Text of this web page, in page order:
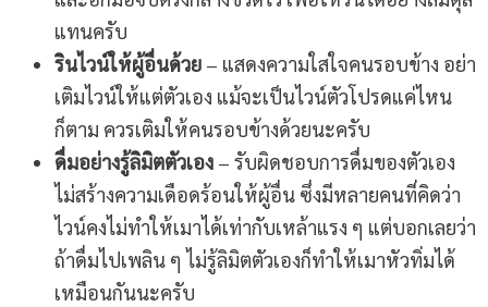
แทนครับ
รินไวน์ให้ผู้อื่นด้วย – แสดงความใสใจคนรอบข้าง อย่า
เติมไวน์ให้แต่ตัวเอง แม้จะเป็นไวน์ตัวโปรดแค่ไหน
ก็ตาม ควรเติมให้คนรอบข้างด้วยนะครับ
ดื่มอย่างรู้ลิมิตตัวเอง – รับผิดชอบการดื่มของตัวเอง
ไม่สร้างความเดือดร้อนให้ผู้อื่น ซึ่งมีหลายคนที่คิดว่า
ไวน์คงไม่ทำให้เมาได้เท่ากับเหล้าแรง ๆ แต่บอกเลยว่า
ถ้าดื่มไปเพลิน ๆ ไม่รู้ลิมิตตัวเองก็ทำให้เมาหัวทิ่มได้
เหมือนกันนะครับ